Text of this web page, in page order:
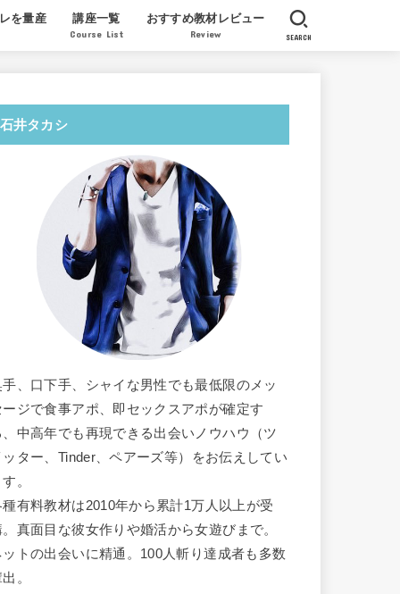
を量産 講座一覧
Course List
おすすめ教材レビュー
Review SEARCH
石井タカシ
手、口下手、シャイな男性でも最低限のメッ
ージで食事アポ、即セックスアポが確定す
、中高年でも再現できる出会いノウハウ（ツ
ッター、Tinder、ペアーズ等）をお伝えしてい
。
種有料教材は2010年から累計1万人以上が受
。真面目な彼女作りや婚活から女遊びまで。
ットの出会いに精通。100人斬り達成者も多数
。